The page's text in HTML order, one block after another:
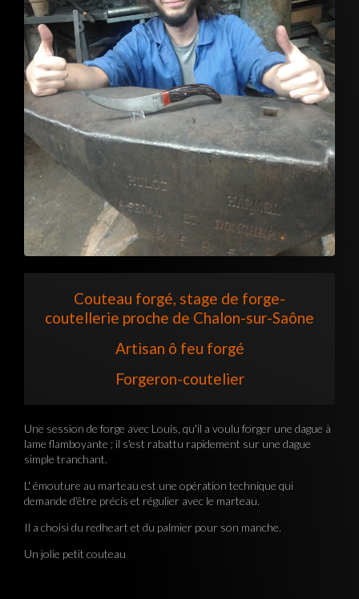
Couteau forgé, stage de forge-
coutellerie proche de Chalon-sur-Saône
Artisan ô feu forgé
Forgeron-coutelier
Une session de forge avec Louis, qu'il a voulu forger une dague à
lame flamboyante ; il s'est rabattu rapidement sur une dague
simple tranchant.
L' émouture au marteau est une opération technique qui
demande d'être précis et régulier avec le marteau.
Il a choisi du redheart et du palmier pour son manche.
Un jolie petit couteau